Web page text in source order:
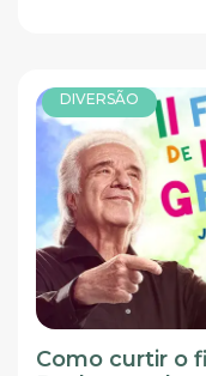
DIVERSÃO
Como curtir o